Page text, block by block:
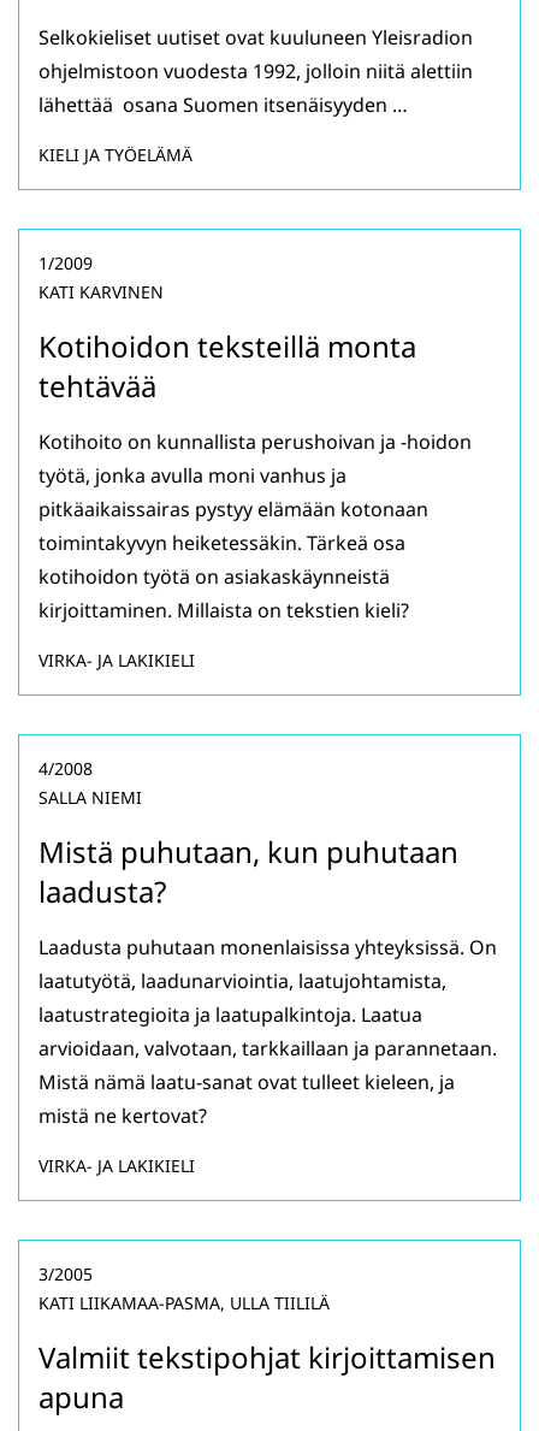
Selkokieliset uutiset ovat kuuluneen Yleisradion
ohjelmistoon vuodesta 1992, jolloin niitä alettiin
lähettää osana Suomen itsenäisyyden …
KIELI JA TYÖELÄMÄ
Kotihoidon teksteillä monta
tehtävää
1/2009
KATI KARVINEN
Kotihoito on kunnallista perushoivan ja -hoidon
työtä, jonka avulla moni vanhus ja
pitkäaikaissairas pystyy elämään kotonaan
toimintakyvyn heiketessäkin. Tärkeä osa
kotihoidon työtä on asiakaskäynneistä
kirjoittaminen. Millaista on tekstien kieli?
VIRKA- JA LAKIKIELI
Mistä puhutaan, kun puhutaan
laadusta?
4/2008
SALLA NIEMI
Laadusta puhutaan monenlaisissa yhteyksissä. On
laatutyötä, laadunarviointia, laatujohtamista,
laatustrategioita ja laatupalkintoja. Laatua
arvioidaan, valvotaan, tarkkaillaan ja parannetaan.
Mistä nämä laatu-sanat ovat tulleet kieleen, ja
mistä ne kertovat?
VIRKA- JA LAKIKIELI
Valmiit tekstipohjat kirjoittamisen
apuna
3/2005
KATI LIIKAMAA-PASMA, ULLA TIILILÄ